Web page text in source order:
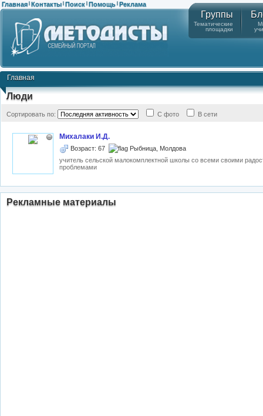
Главная | Контакты | Поиск | Помощь | Реклама
Группы
Тематические
площадки
Главная
Люди
Сортировать по: С фото В сети
Михалаки И.Д.
Возраст: 67
Рыбница, Молдова
учитель сельской малокомплектной школы со всеми своими
проблемами
Рекламные материалы